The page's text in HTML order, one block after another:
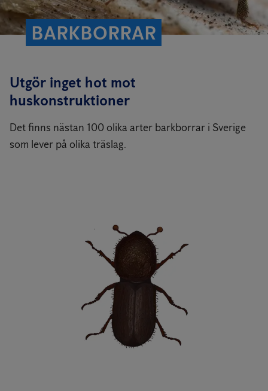
BARKBORRAR
Utgör inget hot mot
huskonstruktioner
Det finns nästan 100 olika arter barkborrar i Sverige
som lever på olika träslag.